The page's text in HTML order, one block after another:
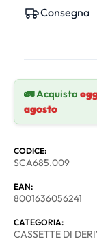
Consegna
🚛 Acquista
agosto
CODICE:
SCA685.009
EAN:
8001636056241
CATEGORIA:
CASSETTE DI